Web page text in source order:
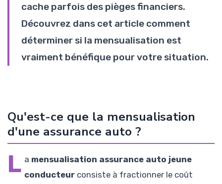
cache parfois des pièges financiers.
Découvrez dans cet article comment
déterminer si la mensualisation est
vraiment bénéfique pour votre situation.
Qu'est-ce que la mensualisation
d'une assurance auto ?
L a mensualisation assurance auto jeune
conducteur consiste à fractionner le coût